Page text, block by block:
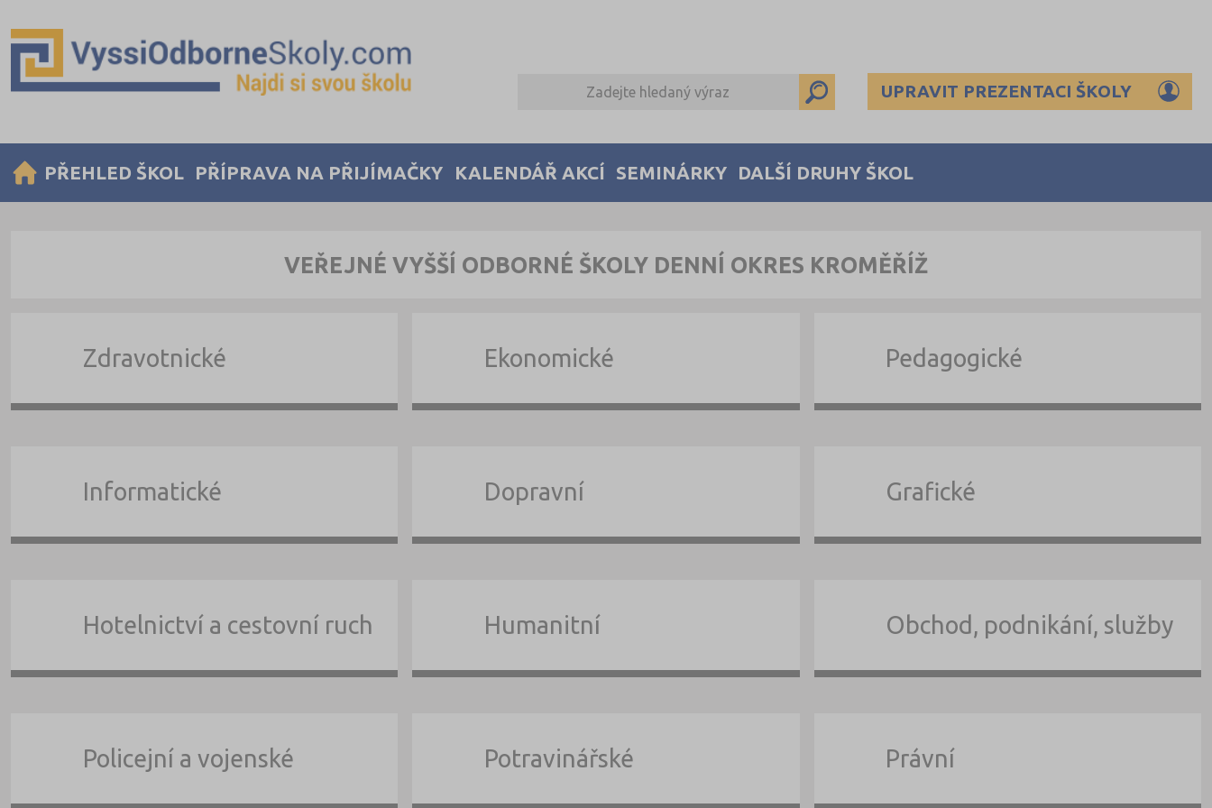
UPRAVIT PREZENTACI ŠKOLY
PŘEHLED ŠKOL PŘÍPRAVA NA PŘIJÍMAČKY KALENDÁŘ AKCÍ SEMINÁRKY DALŠÍ DRUHY ŠKOL
VEŘEJNÉ VYŠŠÍ ODBORNÉ ŠKOLY DENNÍ OKRES KROMĚŘÍŽ
Zdravotnické Ekonomické Pedagogické
Informatické Dopravní Grafické
Hotelnictví a cestovní ruch Humanitní Obchod, podnikání, služby
Policejní a vojenské Potravinářské Právní